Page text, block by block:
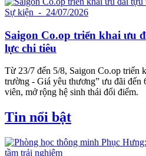
Sự kiện - 24/07/2026
Saigon Co.op triển khai ưu
lực chi tiêu
Từ 23/7 đến 5/8, Saigon Co.op triển
trường - Giá yêu thương” ưu đãi đến
viên, mở rộng hệ sinh thái đổi điểm.
Tin nổi bật